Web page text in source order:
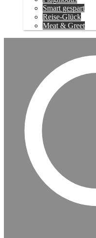
Smart gespart
Reise-Glück
Meat & Greet